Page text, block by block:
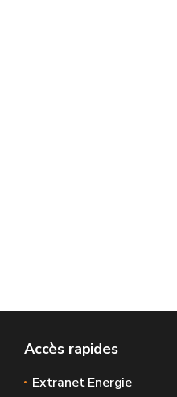
Accès rapides
Extranet Energie